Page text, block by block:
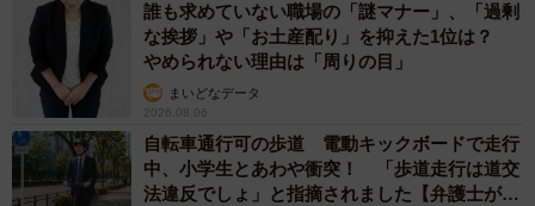
誰も求めていない職場の「謎マナー」、「過剰
な挨拶」や「お土産配り」を抑えた1位は？
やめられない理由は「周りの目」
まいどなデータ
2026.08.06
自転車通行可の歩道 電動キックボードで走行
中、小学生とあわや衝突！ 「歩道走行は道交
法違反でしょ」と指摘されました【弁護士が解